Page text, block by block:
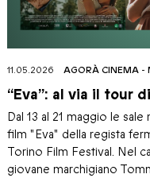
11.05.2026 AGORÀ CINEMA -
“Eva”: al via il tour
Dal 13 al 21 maggio le
film "Eva" della regista
Torino Film Festival. Nel
giovane marchigiano